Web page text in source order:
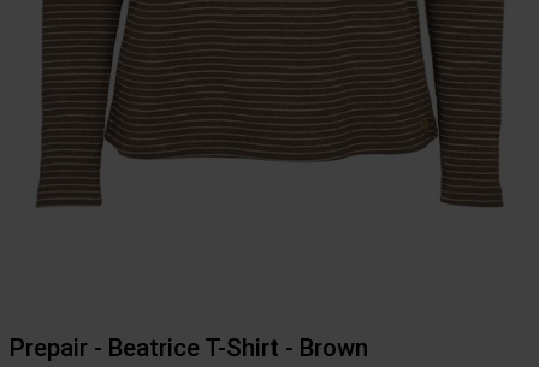
Prepair - Beatrice T-Shirt - Brown